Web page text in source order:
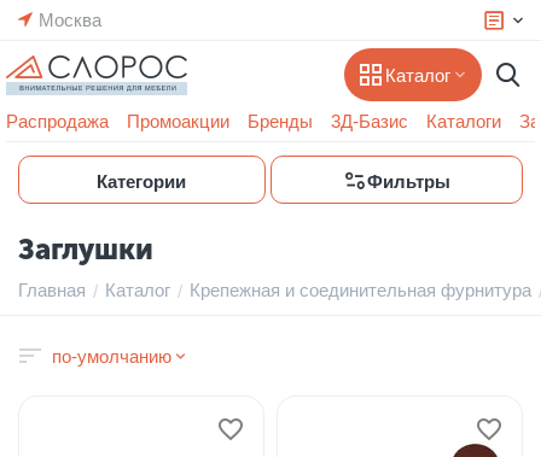
Москва
Каталог
Распродажа Промоакции Бренды 3Д-Базис Каталоги
Категории Фильтры
Заглушки
Главная / Каталог / Крепежная и соединительная фурнитура
по-умолчанию